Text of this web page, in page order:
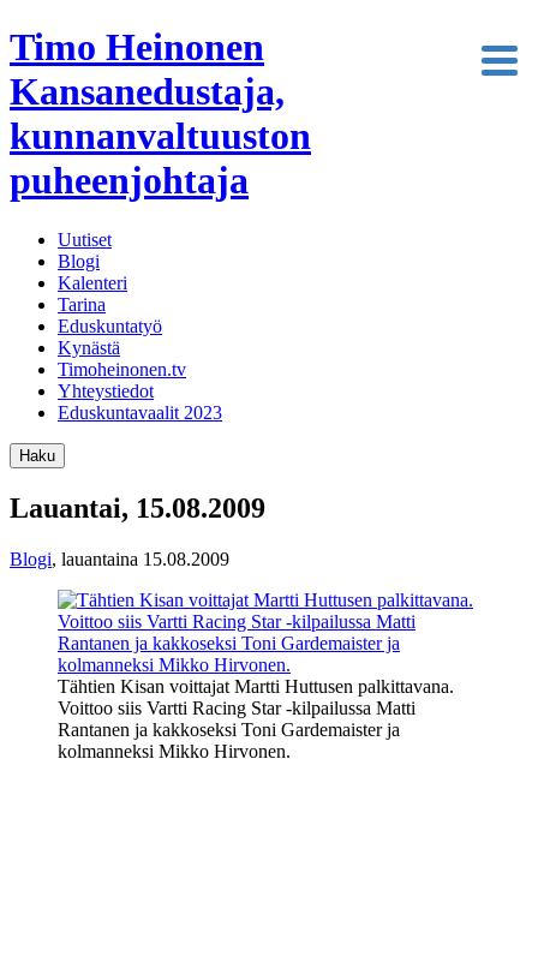
Timo Heinonen
Kansanedustaja,
kunnanvaltuuston
puheenjohtaja
Uutiset
Blogi
Kalenteri
Tarina
Eduskuntatyö
Kynästä
Timoheinonen.tv
Yhteystiedot
Eduskuntavaalit 2023
Haku
Lauantai, 15.08.2009
Blogi, lauantaina 15.08.2009
Tähtien Kisan voittajat Martti Huttusen palkittavana.
Voittoo siis Vartti Racing Star -kilpailussa Matti
Rantanen ja kakkoseksi Toni Gardemaister ja
kolmanneksi Mikko Hirvonen.